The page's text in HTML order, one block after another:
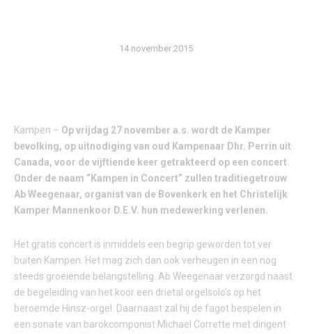
14 november 2015
Kampen – Op vrijdag 27 november a.s. wordt de Kamper
bevolking, op uitnodiging van oud Kampenaar Dhr. Perrin uit
Canada, voor de vijftiende keer getrakteerd op een concert.
Onder de naam “Kampen in Concert” zullen traditiegetrouw
Ab Weegenaar, organist van de Bovenkerk en het Christelijk
Kamper Mannenkoor D.E.V. hun medewerking verlenen.
Het gratis concert is inmiddels een begrip geworden tot ver
buiten Kampen. Het mag zich dan ook verheugen in een nog
steeds groeiende belangstelling. Ab Weegenaar verzorgd naast
de begeleiding van het koor een drietal orgelsolo’s op het
beroemde Hinsz-orgel. Daarnaast zal hij de fagot bespelen in
een sonate van barokcomponist Michael Corrette met dirigent